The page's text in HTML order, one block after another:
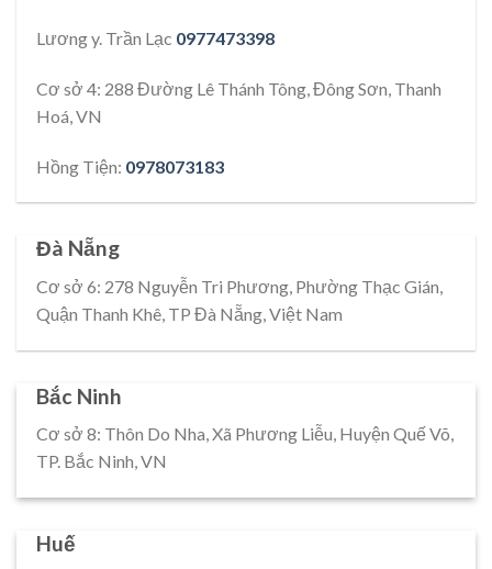
Lương y. Trần Lạc 0977473398
Cơ sở 4: 288 Đường Lê Thánh Tông, Đông Sơn, Thanh
Hoá, VN
Hồng Tiện: 0978073183
Đà Nẵng
Cơ sở 6: 278 Nguyễn Tri Phương, Phường Thạc Gián,
Quận Thanh Khê, TP Đà Nẵng, Việt Nam
Bắc Ninh
Cơ sở 8: Thôn Do Nha, Xã Phương Liễu, Huyện Quế Võ,
TP. Bắc Ninh, VN
Huế